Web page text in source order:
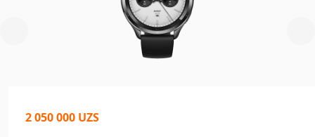
2 050 000 UZS